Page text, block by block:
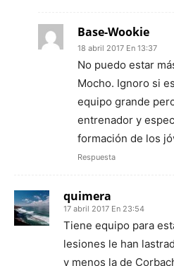
Base-Wookie
18 abril 2017 En 13:37
No puedo estar
Mocho. Ignoro si
equipo grande
entrenador y
formación de los
Respuesta
quimera
17 abril 2017 En 23:54
Tiene equipo para
lesiones le han
y menos la de